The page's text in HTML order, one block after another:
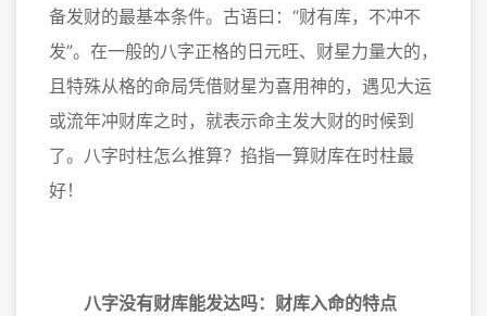
备发财的最基本条件。古语曰：“财有库，不冲不
发”。在一般的八字正格的日元旺、财星力量大的，
且特殊从格的命局凭借财星为喜用神的，遇见大运
或流年冲财库之时，就表示命主发大财的时候到
了。八字时柱怎么推算？掐指一算财库在时柱最
好！
八字没有财库能发达吗：财库入命的特点